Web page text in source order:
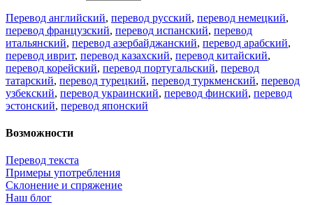
Перевод английский, перевод русский, перевод немецкий,
перевод французский, перевод испанский, перевод
итальянский, перевод азербайджанский, перевод арабский,
перевод иврит, перевод казахский, перевод китайский,
перевод корейский, перевод португальский, перевод
татарский, перевод турецкий, перевод туркменский, перевод
узбекский, перевод украинский, перевод финский, перевод
эстонский, перевод японский
Возможности
Перевод текста
Примеры употребления
Склонение и спряжение
Наш блог